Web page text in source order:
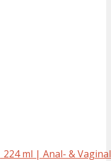
ml | Anal- &